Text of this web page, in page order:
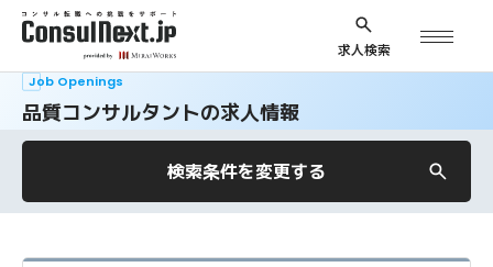
求人検索
Job Openings
品質コンサルタントの求人情報
検索条件を変更する